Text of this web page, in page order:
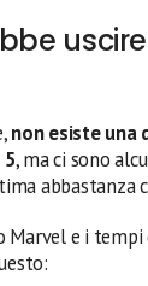
non esiste una
, ma ci sono
abbastanza
Marvel e i